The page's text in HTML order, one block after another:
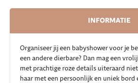
INFORMATIE
Organiseer jij een babyshower voor je
een andere dierbare? Dan mag een
met prachtige roze details uiteraard
haar met een persoonlijk en uniek bord